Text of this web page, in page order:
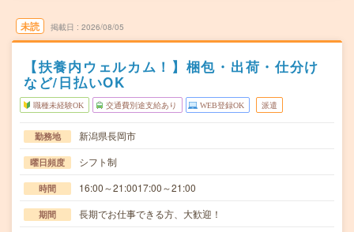
未読 掲載日 2026/08/05
【扶養内ウェルカム！】梱包・出荷・仕分け
など/日払いOK
職種未経験OK 交通費別途支給あり WEB登録OK 派遣
勤務地 新潟県長岡市
曜日頻度 シフト制
時間 16:00～21:0017:00～21:00
期間 長期でお仕事できる方、大歓迎！